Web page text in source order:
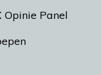
Opinie Panel